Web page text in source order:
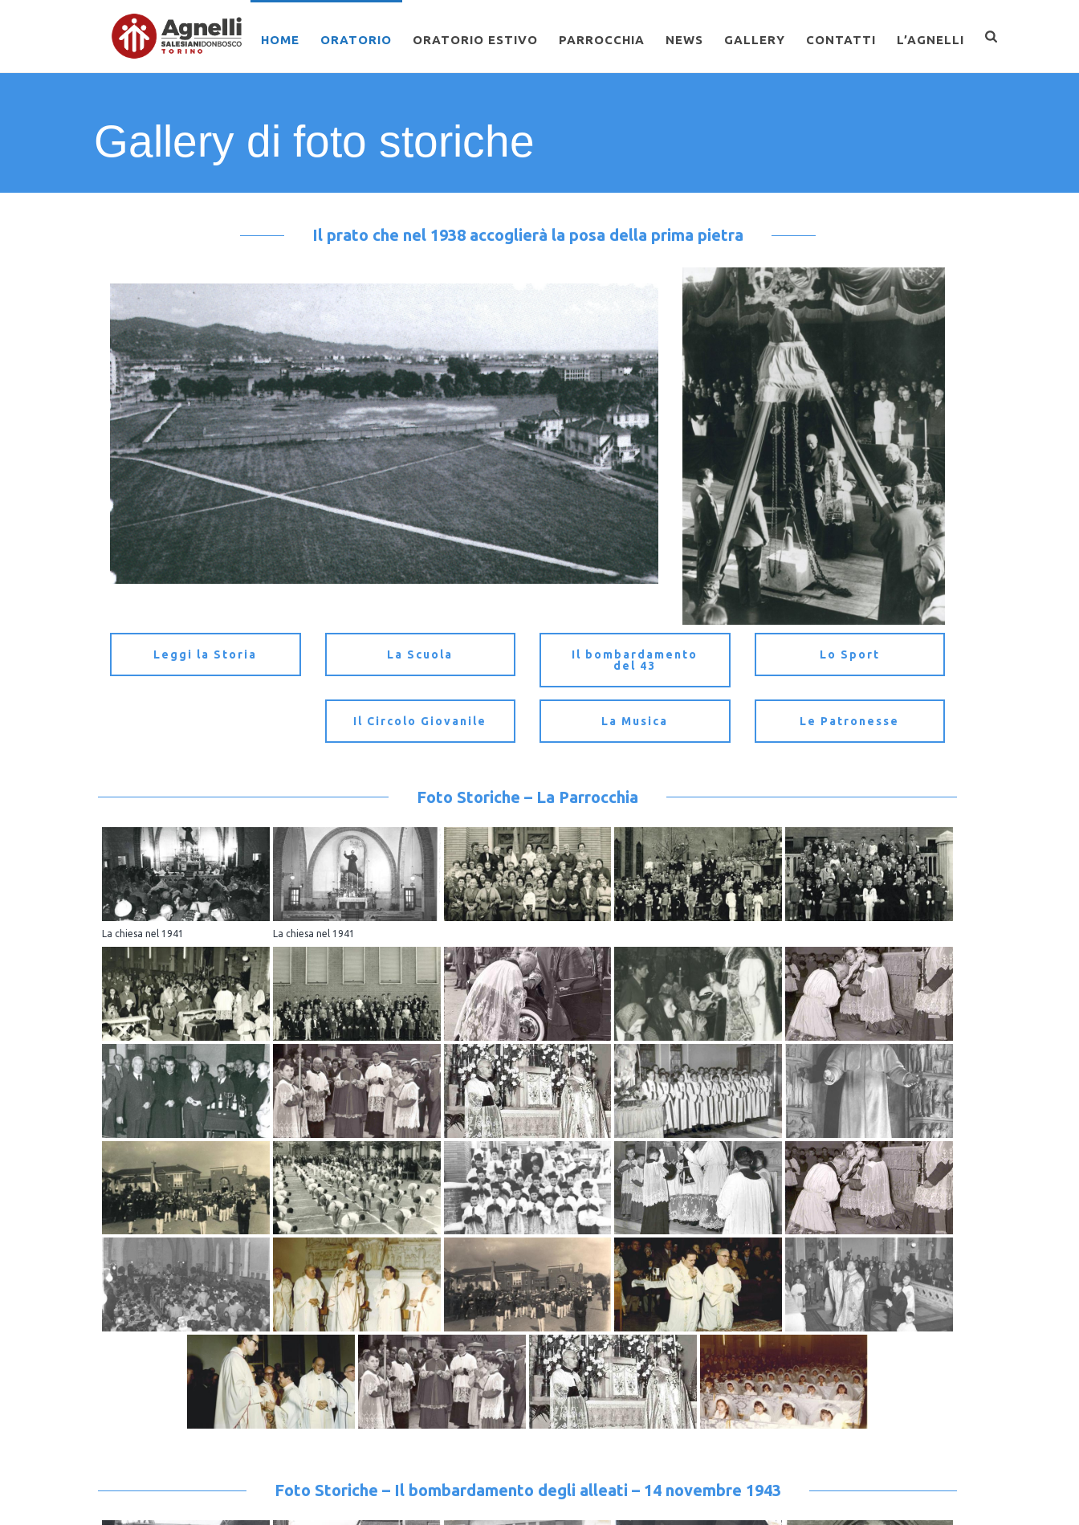
HOME ORATORIO ORATORIO ESTIVO PARROCCHIA NEWS GALLERY CONTATTI L’AGNELLI
Gallery di foto storiche
Il prato che nel 1938 accoglierà la posa della prima pietra
Leggi la Storia La Scuola
Il bombardamento
del 43
Lo Sport
Il Circolo Giovanile La Musica Le Patronesse
Foto Storiche – La Parrocchia
La chiesa nel 1941 La chiesa nel 1941
Foto Storiche – Il bombardamento degli alleati – 14 novembre 1943